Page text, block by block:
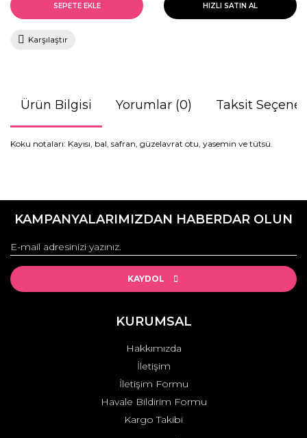
SEPETE EKLE HIZLI SATIN AL
Karşılaştır
Ürün Bilgisi Yorumlar (0) Taksit
Koku notaları: Kayısı, bal, safran, güzelavrat otu, yasemin ve tütsü.
konularda yetersiz gördüğünüz noktaları öneri formunu
Görüş ve önerileriniz için teşekkür ederiz.
Ürün resmi kalitesiz, bozuk veya görüntülenemiyor.
Ürün açıklamasında eksik bilgiler bulunuyor.
Ürün fiyatı diğer sitelerden daha pahalı.
Gönder
KAMPANYALARIMIZDAN HABERDAR OLUN
KAYDOL
KURUMSAL
Hakkımızda
İletişim
İletişim Formu
Havale Bildirim Formu
Kargo Takibi